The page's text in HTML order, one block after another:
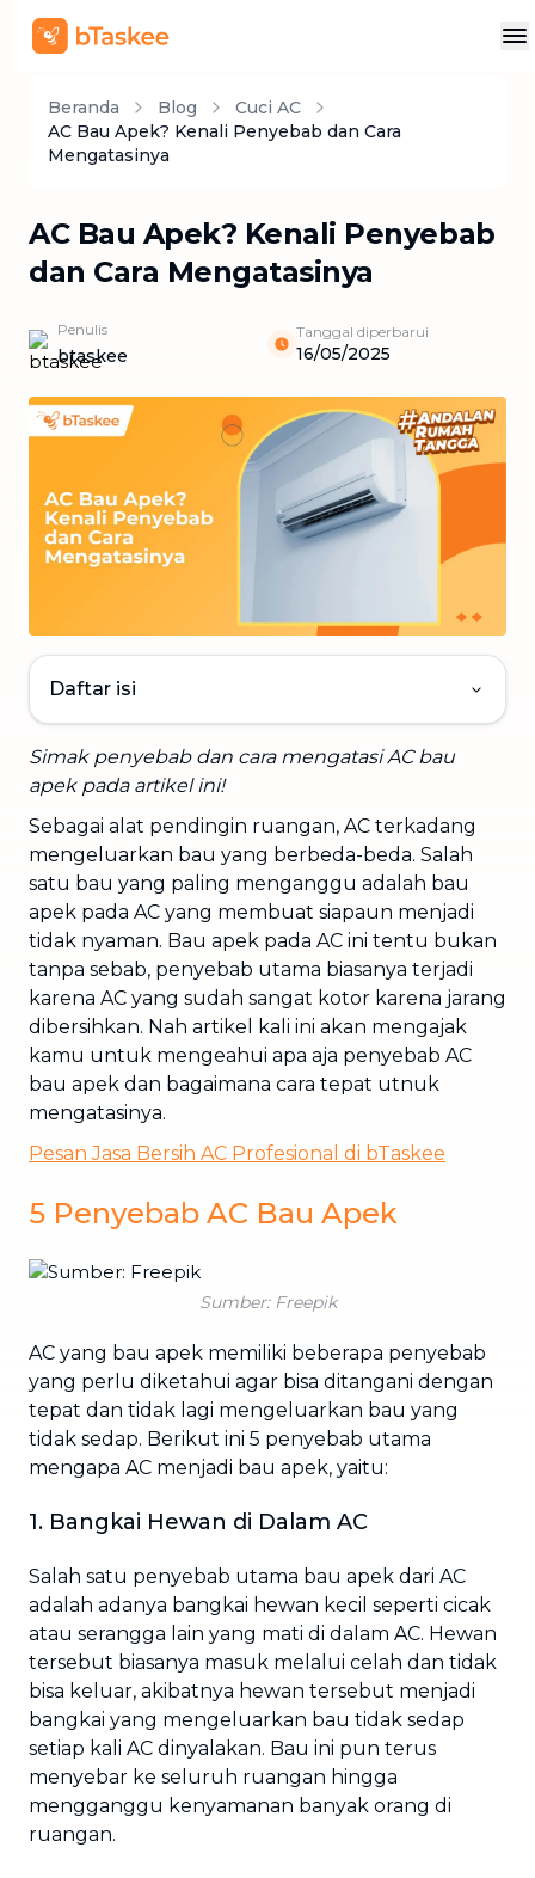
Beranda Blog
Cuci AC
AC Bau Apek? Kenali Penyebab dan Cara
Mengatasinya​
AC Bau Apek? Kenali Penyebab
dan Cara Mengatasinya​
Penulis
btaskee
Tanggal diperbarui
16/05/2025
Daftar isi
Simak penyebab dan cara mengatasi AC bau
apek pada artikel ini!
Sebagai alat pendingin ruangan, AC terkadang
mengeluarkan bau yang berbeda-beda. Salah
satu bau yang paling menganggu adalah bau
apek pada AC yang membuat siapaun menjadi
tidak nyaman. Bau apek pada AC ini tentu bukan
tanpa sebab, penyebab utama biasanya terjadi
karena AC yang sudah sangat kotor karena jarang
dibersihkan. Nah artikel kali ini akan mengajak
kamu untuk mengeahui apa aja penyebab AC
bau apek dan bagaimana cara tepat utnuk
mengatasinya.
Pesan Jasa Bersih AC Profesional di bTaskee
5 Penyebab AC Bau Apek
Sumber: Freepik
AC yang bau apek memiliki beberapa penyebab
yang perlu diketahui agar bisa ditangani dengan
tepat dan tidak lagi mengeluarkan bau yang
tidak sedap. Berikut ini 5 penyebab utama
mengapa AC menjadi bau apek, yaitu:
1. Bangkai Hewan di Dalam AC
Salah satu penyebab utama bau apek dari AC
adalah adanya bangkai hewan kecil seperti cicak
atau serangga lain yang mati di dalam AC. Hewan
tersebut biasanya masuk melalui celah dan tidak
bisa keluar, akibatnya hewan tersebut menjadi
bangkai yang mengeluarkan bau tidak sedap
setiap kali AC dinyalakan. Bau ini pun terus
menyebar ke seluruh ruangan hingga
mengganggu kenyamanan banyak orang di
ruangan.